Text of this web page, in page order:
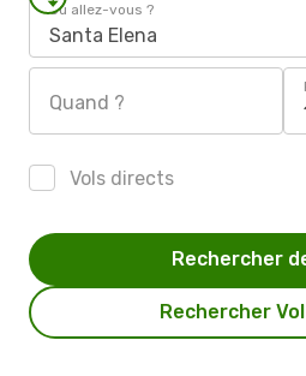
Où allez-vous ?
Santa Elena
Quand ?
Vols directs
Rechercher
Rechercher